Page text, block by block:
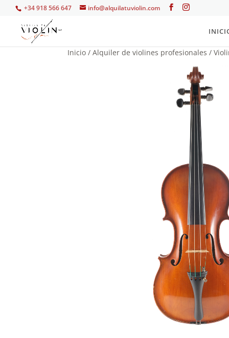
+34 918 566 647 info@alquilatuviolin.com
Inicio / Alquiler de violines profesionales /